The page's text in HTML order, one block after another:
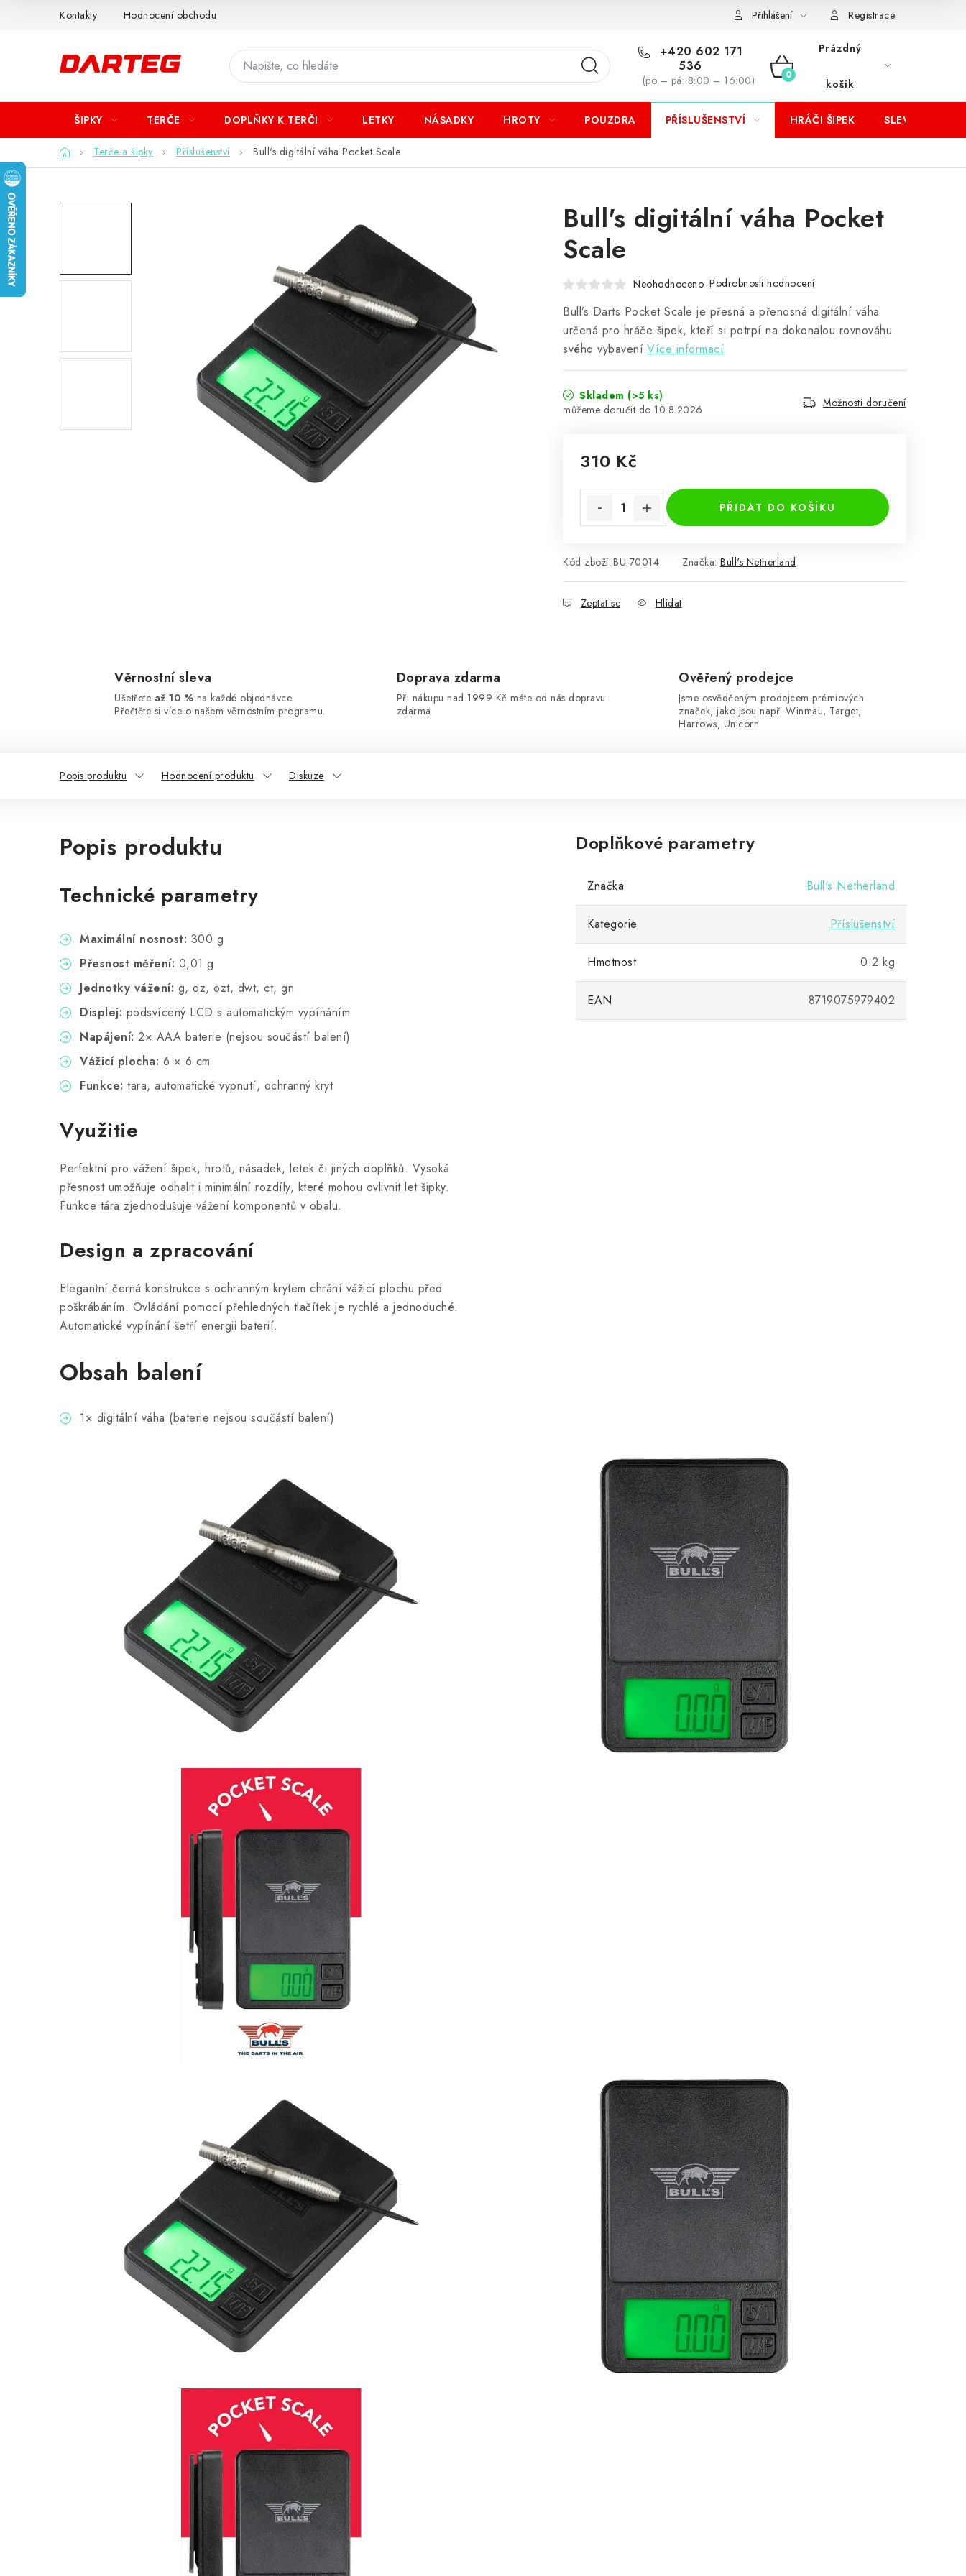
Kontakty Hodnocení obchodu Přihlášení Registrace
+420 602 171
536
(po – pá: 8:00 – 16:00)
NÁKUPNÍ
KOŠÍK
Prázdný
košík
ŠIPKY TERČE DOPLŇKY K TERČI LETKY NÁSADKY HROTY POUZDRA PŘÍSLUŠENSTVÍ HRÁČI ŠIPEK SLEVY
DomůTerče a šipky Příslušenství Bull's digitální váha Pocket Scale
Bull's digitální váha Pocket
Scale
Neohodnoceno Podrobnosti hodnocení
Bull’s Darts Pocket Scale je přesná a přenosná digitální váha
určená pro hráče šipek, kteří si potrpí na dokonalou rovnováhu
svého vybavení Více informací
Skladem (>5 ks)
10.8.2026
Možnosti doručení
310 Kč
PŘIDAT DO KOŠÍKU
Kód zboží: BU-70014 Značka: Bull's Netherland
Zeptat se Hlídat
Věrnostní sleva
Ušetřete až 10 % na každé objednávce.
Přečtěte si více o našem věrnostním programu.
Doprava zdarma
Při nákupu nad 1999 Kč máte od nás dopravu
zdarma
Ověřený prodejce
Jsme osvědčeným prodejcem prémiových
značek, jako jsou např. Winmau, Target,
Harrows, Unicorn
Popis produktu Hodnocení produktu Diskuze
Popis produktu
Technické parametry
Maximální nosnost: 300 g
Přesnost měření: 0,01 g
Jednotky vážení: g, oz, ozt, dwt, ct, gn
Displej: podsvícený LCD s automatickým vypínáním
Napájení: 2× AAA baterie (nejsou součástí balení)
Vážicí plocha: 6 × 6 cm
Funkce: tara, automatické vypnutí, ochranný kryt
Využitie
Perfektní pro vážení šipek, hrotů, násadek, letek či jiných doplňků. Vysoká
přesnost umožňuje odhalit i minimální rozdíly, které mohou ovlivnit let šipky.
Funkce tára zjednodušuje vážení komponentů v obalu.
Design a zpracování
Elegantní černá konstrukce s ochranným krytem chrání vážicí plochu před
poškrábáním. Ovládání pomocí přehledných tlačítek je rychlé a jednoduché.
Automatické vypínání šetří energii baterií.
Obsah balení
1× digitální váha (baterie nejsou součástí balení)
Doplňkové parametry
Značka Bull's Netherland
Kategorie Příslušenství
Hmotnost 0.2 kg
EAN 8719075979402